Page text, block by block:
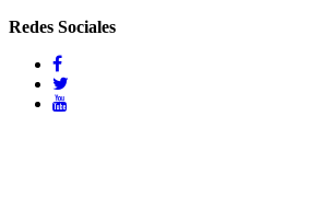
Redes Sociales